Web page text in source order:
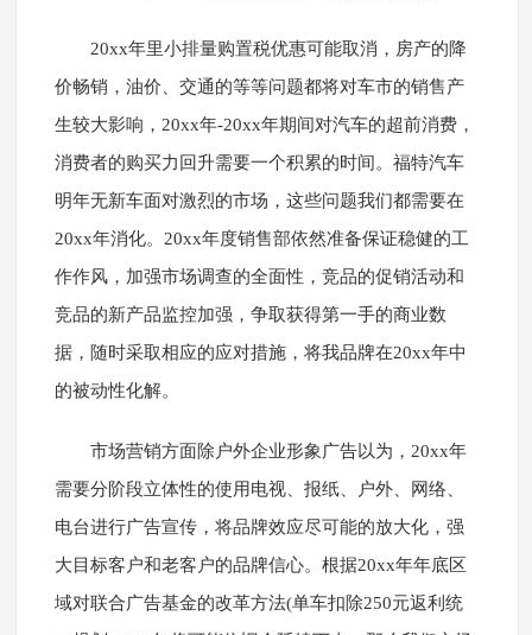
20xx年里小排量购置税优惠可能取消，房产的降
价畅销，油价、交通的等等问题都将对车市的销售产
生较大影响，20xx年-20xx年期间对汽车的超前消费，
消费者的购买力回升需要一个积累的时间。福特汽车
明年无新车面对激烈的市场，这些问题我们都需要在
20xx年消化。20xx年度销售部依然准备保证稳健的工
作作风，加强市场调查的全面性，竞品的促销活动和
竞品的新产品监控加强，争取获得第一手的商业数
据，随时采取相应的应对措施，将我品牌在20xx年中
的被动性化解。
市场营销方面除户外企业形象广告以为，20xx年
需要分阶段立体性的使用电视、报纸、户外、网络、
电台进行广告宣传，将品牌效应尽可能的放大化，强
大目标客户和老客户的品牌信心。根据20xx年年底区
域对联合广告基金的改革方法(单车扣除250元返利统